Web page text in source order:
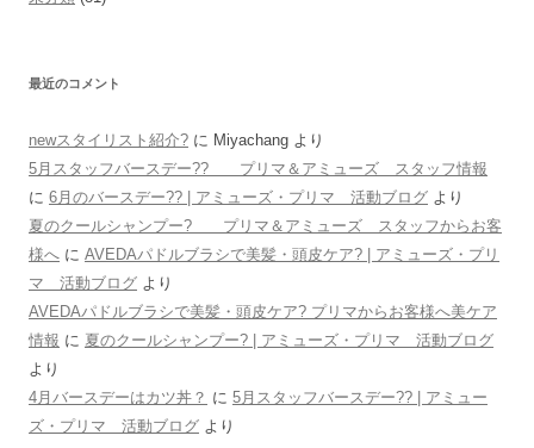
最近のコメント
newスタイリスト紹介? に Miyachang より
5月スタッフバースデー?? プリマ＆アミューズ スタッフ情報
に 6月のバースデー?? | アミューズ・プリマ 活動ブログ より
夏のクールシャンプー? プリマ＆アミューズ スタッフからお客
様へ に AVEDAパドルブラシで美髪・頭皮ケア? | アミューズ・プリ
マ 活動ブログ より
AVEDAパドルブラシで美髪・頭皮ケア? プリマからお客様へ美ケア
情報 に 夏のクールシャンプー? | アミューズ・プリマ 活動ブログ
より
4月バースデーはカツ丼？ に 5月スタッフバースデー?? | アミュー
ズ・プリマ 活動ブログ より